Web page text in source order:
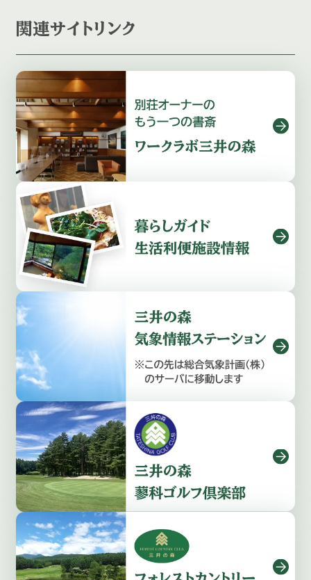
関連サイトリンク